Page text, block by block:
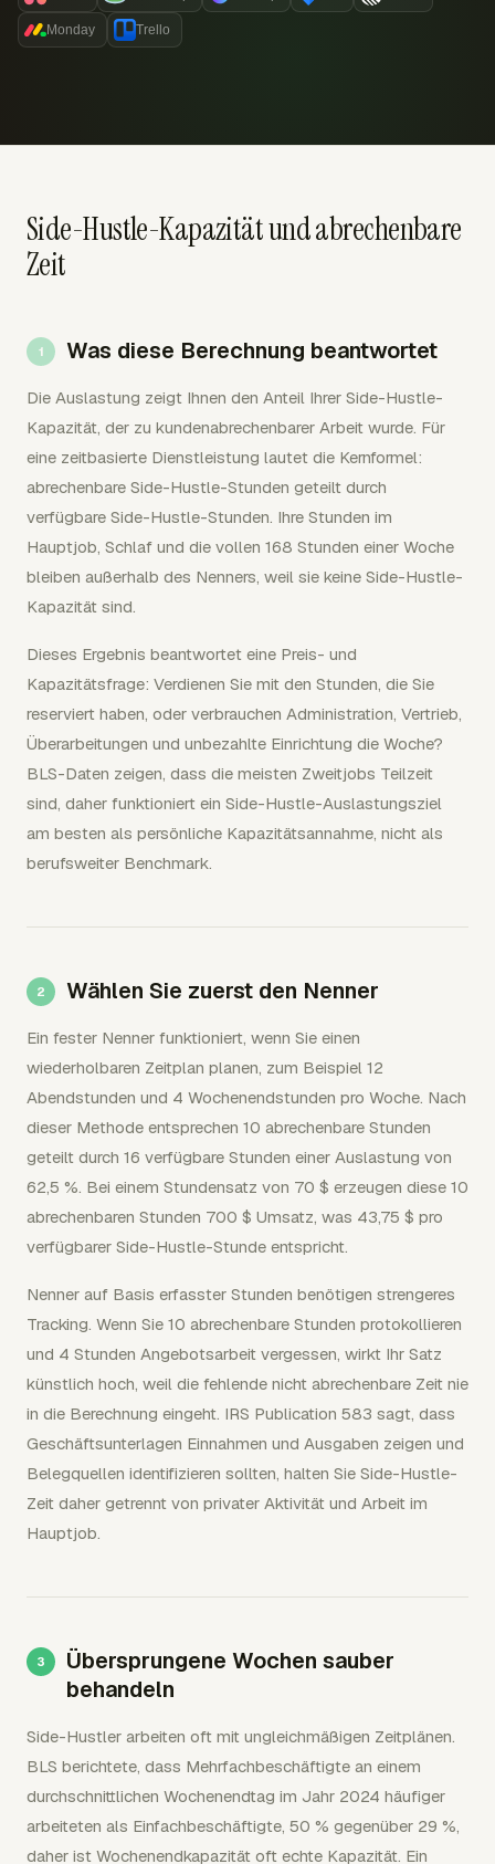
Monday Trello
Side-Hustle-Kapazität und abrechenbare
Zeit
Was diese Berechnung beantwortet
Die Auslastung zeigt Ihnen den Anteil Ihrer Side-Hustle-
Kapazität, der zu kundenabrechenbarer Arbeit wurde. Für
eine zeitbasierte Dienstleistung lautet die Kernformel:
abrechenbare Side-Hustle-Stunden geteilt durch
verfügbare Side-Hustle-Stunden. Ihre Stunden im
Hauptjob, Schlaf und die vollen 168 Stunden einer Woche
bleiben außerhalb des Nenners, weil sie keine Side-Hustle-
Kapazität sind.
Dieses Ergebnis beantwortet eine Preis- und
Kapazitätsfrage: Verdienen Sie mit den Stunden, die Sie
reserviert haben, oder verbrauchen Administration, Vertrieb,
Überarbeitungen und unbezahlte Einrichtung die Woche?
BLS-Daten zeigen, dass die meisten Zweitjobs Teilzeit
sind, daher funktioniert ein Side-Hustle-Auslastungsziel
am besten als persönliche Kapazitätsannahme, nicht als
berufsweiter Benchmark.
Wählen Sie zuerst den Nenner
Ein fester Nenner funktioniert, wenn Sie einen
wiederholbaren Zeitplan planen, zum Beispiel 12
Abendstunden und 4 Wochenendstunden pro Woche. Nach
dieser Methode entsprechen 10 abrechenbare Stunden
geteilt durch 16 verfügbare Stunden einer Auslastung von
62,5 %. Bei einem Stundensatz von 70 $ erzeugen diese 10
abrechenbaren Stunden 700 $ Umsatz, was 43,75 $ pro
verfügbarer Side-Hustle-Stunde entspricht.
Nenner auf Basis erfasster Stunden benötigen strengeres
Tracking. Wenn Sie 10 abrechenbare Stunden protokollieren
und 4 Stunden Angebotsarbeit vergessen, wirkt Ihr Satz
künstlich hoch, weil die fehlende nicht abrechenbare Zeit nie
in die Berechnung eingeht. IRS Publication 583 sagt, dass
Geschäftsunterlagen Einnahmen und Ausgaben zeigen und
Belegquellen identifizieren sollten, halten Sie Side-Hustle-
Zeit daher getrennt von privater Aktivität und Arbeit im
Hauptjob.
Übersprungene Wochen sauber
behandeln
Side-Hustler arbeiten oft mit ungleichmäßigen Zeitplänen.
BLS berichtete, dass Mehrfachbeschäftigte an einem
durchschnittlichen Wochenendtag im Jahr 2024 häufiger
arbeiteten als Einfachbeschäftigte, 50 % gegenüber 29 %,
daher ist Wochenendkapazität oft echte Kapazität. Ein